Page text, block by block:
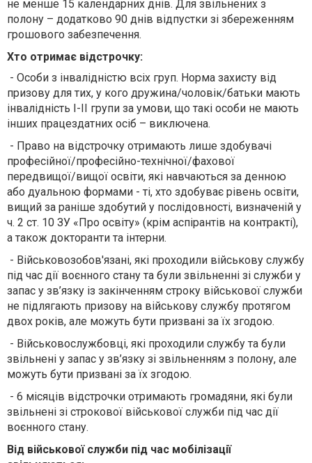
не менше 15 календарних днів. Для звільнених з
полону – додатково 90 днів відпустки зі збереженням
грошового забезпечення.
Хто отримає відстрочку:
- Особи з інвалідністю всіх груп. Норма захисту від
призову для тих, у кого дружина/чоловік/батьки мають
інвалідність I-II групи за умови, що такі особи не мають
інших працездатних осіб – виключена.
- Право на відстрочку отримають лише здобувачі
професійної/професійно-технічної/фахової
передвищої/вищої освіти, які навчаються за денною
або дуальною формами - ті, хто здобуває рівень освіти,
вищий за раніше здобутий у послідовності, визначеній у
ч. 2 ст. 10 ЗУ «Про освіту» (крім аспірантів на контракті),
а також докторанти та інтерни.
- Військовозобов'язані, які проходили військову службу
під час дії воєнного стану та були звільненні зі служби у
запас у зв’язку із закінченням строку військової служби
не підлягають призову на військову службу протягом
двох років, але можуть бути призвані за їх згодою.
- Військовослужбовці, які проходили службу та були
звільнені у запас у зв’язку зі звільненням з полону, але
можуть бути призвані за їх згодою.
- 6 місяців відстрочки отримають громадяни, які були
звільнені зі строкової військової служби під час дії
воєнного стану.
Від військової служби під час мобілізації